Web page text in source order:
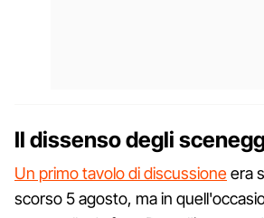
Il dissenso degli
Un primo tavolo di discussioneera
scorso 5 agosto, ma in